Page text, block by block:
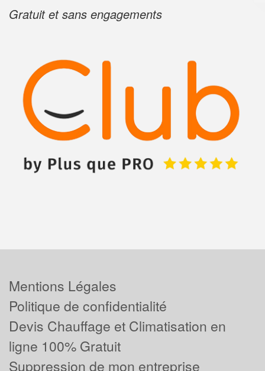
Gratuit et sans engagements
Mentions Légales
Politique de confidentialité
Devis Chauffage et Climatisation en
ligne 100% Gratuit
Suppression de mon entreprise